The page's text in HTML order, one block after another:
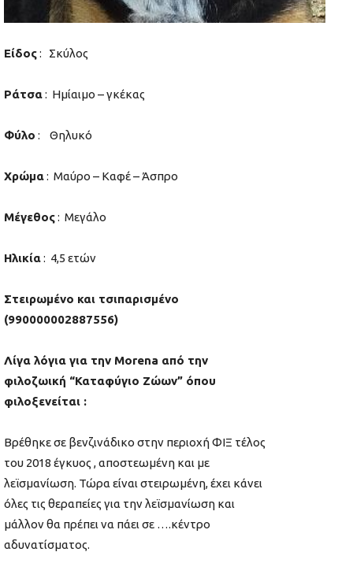
Είδος: Σκύλος
Ράτσα: Ημίαιμο – γκέκας
Φύλο : Θηλυκό
Χρώμα: Μαύρο – Καφέ – Άσπρο
Μέγεθος: Μεγάλο
Ηλικία: 4,5 ετών
Στειρωμένο και τσιπαρισμένο
(990000002887556)
Λίγα λόγια για την Morena από την
φιλοζωική “Καταφύγιο Ζώων” όπου
φιλοξενείται :
Βρέθηκε σε βενζινάδικο στην περιοχή ΦΙΞ τέλος
του 2018 έγκυος , αποστεωμένη και με
λεϊσμανίωση. Τώρα είναι στειρωμένη, έχει κάνει
όλες τις θεραπείες για την λεϊσμανίωση και
μάλλον θα πρέπει να πάει σε ….κέντρο
αδυνατίσματος.